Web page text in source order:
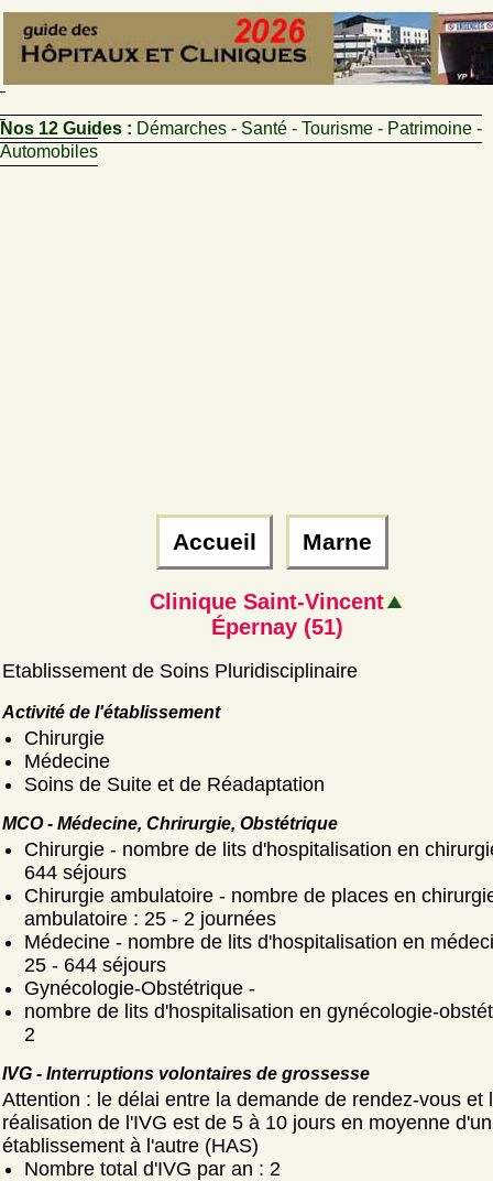
Nos 12 Guides : Démarches - Santé - Tourisme - Patrimoine -
Automobiles
Accueil Marne
Clinique Saint-Vincent
Épernay (51)
Etablissement de Soins Pluridisciplinaire
Activité de l'établissement
Chirurgie
Médecine
Soins de Suite et de Réadaptation
MCO - Médecine, Chrirurgie, Obstétrique
Chirurgie - nombre de lits d'hospitalisation en
644 séjours
Chirurgie ambulatoire - nombre de places en
ambulatoire : 25 - 2 journées
Médecine - nombre de lits d'hospitalisation en
25 - 644 séjours
Gynécologie-Obstétrique -
nombre de lits d'hospitalisation en gynécologie-
2
IVG - Interruptions volontaires de grossesse
Attention : le délai entre la demande de rendez-vous et
réalisation de l'IVG est de 5 à 10 jours en moyenne d'un
établissement à l'autre (HAS)
Nombre total d'IVG par an : 2